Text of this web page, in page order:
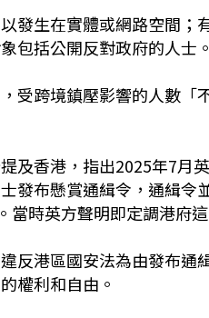
發生在實體或網路空間
包括公開反對政府的人士。
受跨境鎮壓影響的人數
及香港，指出2025年7月
發布懸賞通緝令，通緝
當時英方聲明即定調港府
反港區國安法為由發布通
權利和自由。